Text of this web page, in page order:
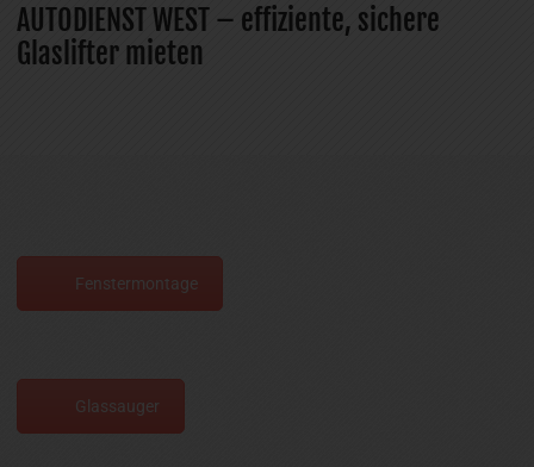
AUTODIENST WEST – effiziente, sichere
Glaslifter mieten
Fenstermontage
Glassauger